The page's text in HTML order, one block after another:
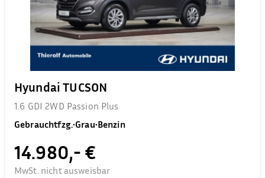
Hyundai TUCSON
1.6 GDI 2WD Passion Plus
Gebrauchtfzg.•Grau•Benzin
14.980,- €
MwSt. nicht ausweisbar